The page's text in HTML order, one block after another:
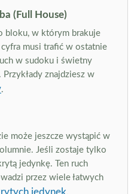
(Full House)
bloku, w którym brakuje
musi trafić w ostatnie
w sudoku i świetny
Przykłady znajdziesz w
.
może jeszcze wystąpić w
Jeśli zostaje tylko
jedynkę. Ten ruch
przez wiele łatwych
jedynek